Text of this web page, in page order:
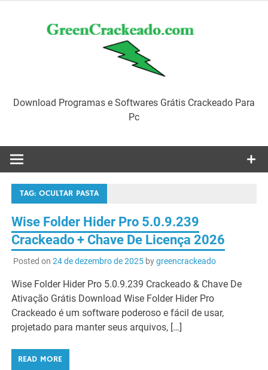
Download Programas e Softwares Grátis Crackeado Para
Pc
TAG:OCULTAR PASTA
Wise Folder Hider Pro 5.0.9.239
Crackeado + Chave De Licença 2026
Posted on 24 de dezembro de 2025bygreencrackeado
Wise Folder Hider Pro 5.0.9.239 Crackeado & Chave De
Ativação Grátis Download Wise Folder Hider Pro
Crackeado é um software poderoso e fácil de usar,
projetado para manter seus arquivos, […]
READ MORE